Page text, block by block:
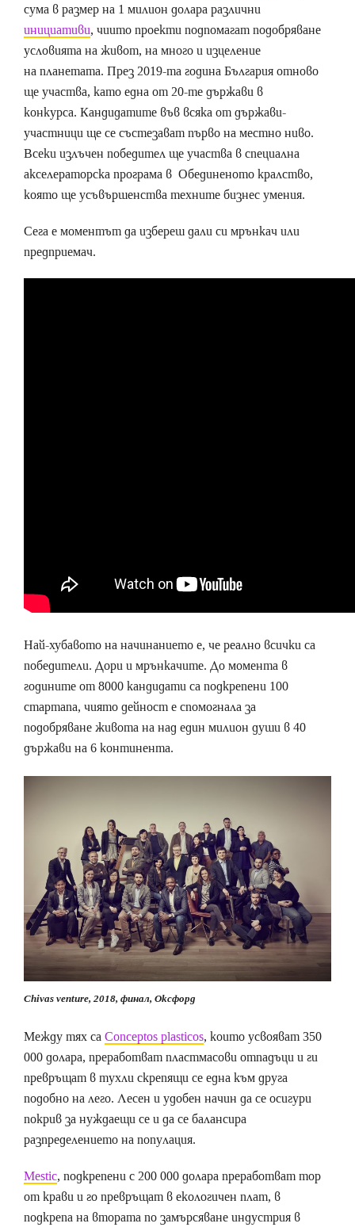
сума в размер на 1 милион долара различни
инициативи, чиито проекти подпомагат подобряване
условията на живот, на много и изцеление
на планетата. През 2019-та година България отново
ще участва, като една от 20-те държави в
конкурса. Кандидатите във всяка от държави-
участници ще се състезават първо на местно ниво.
Всеки излъчен победител ще участва в специална
акселераторска програма в Обединеното кралство,
която ще усъвършенства техните бизнес умения.
Сега е моментът да избереш дали си мрънкач или
предприемач.
Най-хубавото на начинанието е, че реално всички са
победители. Дори и мрънкачите. До момента в
годините от 8000 кандидати са подкрепени 100
стартапа, чиято дейност е спомогнала за
подобряване живота на над един милион души в 40
държави на 6 континента.
Chivas venture, 2018, финал, Оксфорд
Между тях саConceptos plasticos, които усвояват 350
000 долара, преработват пластмасови отпадъци и ги
превръщат в тухли скрепящи се една към друга
подобно на лего. Лесен и удобен начин да се осигури
покрив за нуждаещи се и да се балансира
разпределението на популация.
Mestic, подкрепени с 200 000 долара преработват тор
от крави и го превръщат в екологичен плат, в
подкрепа на втората по замърсяване индустрия в